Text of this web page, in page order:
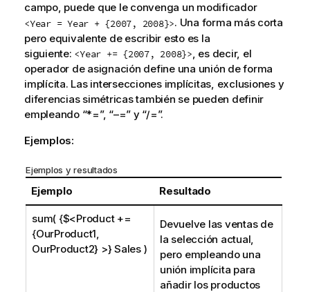
campo, puede que le convenga un modificador
<Year = Year + {2007, 2008}>. Una forma más corta
pero equivalente de escribir esto es la
siguiente: <Year += {2007, 2008}> , es decir, el
operador de asignación define una unión de forma
implícita. Las intersecciones implícitas, exclusiones y
diferencias simétricas también se pueden definir
empleando “*=”, “–=” y “/=”.
Ejemplos:
Ejemplos y resultados
Ejemplo Resultado
sum( {$<Product +=
{OurProduct1,
OurProduct2} >} Sales )
Devuelve las ventas de
la selección actual,
pero empleando una
unión implícita para
añadir los productos